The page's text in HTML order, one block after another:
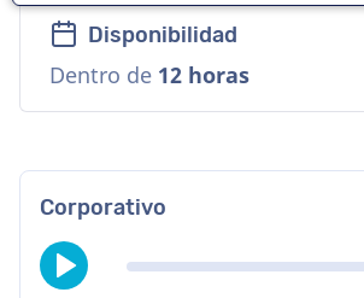
Disponibilidad
Dentro de 12 horas
Corporativo